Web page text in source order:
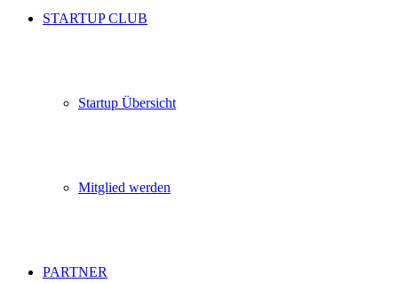
STARTUP CLUB
Startup Übersicht
Mitglied werden
PARTNER